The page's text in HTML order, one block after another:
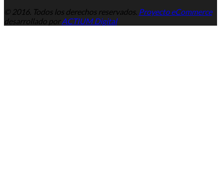
© 2016. Todos los derechos reservados. Proyecto eCommerce
desarrollado porACTIUM Digital